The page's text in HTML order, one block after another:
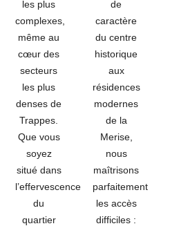
les plus
complexes,
même au
cœur des
secteurs
les plus
denses de
Trappes.
Que vous
soyez
situé dans
l’effervescence
du
quartier
de
caractère
du centre
historique
aux
résidences
modernes
de la
Merise,
nous
maîtrisons
parfaitement
les accès
difficiles :